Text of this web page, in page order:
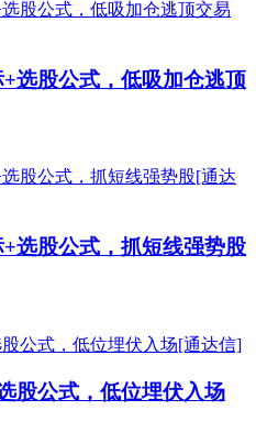
选股公式，低吸加仓逃顶
选股公式，抓短线强势股
股公式，低位埋伏入场